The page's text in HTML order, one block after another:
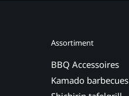
Assortiment
BBQ Accessoires
Kamado barbecues